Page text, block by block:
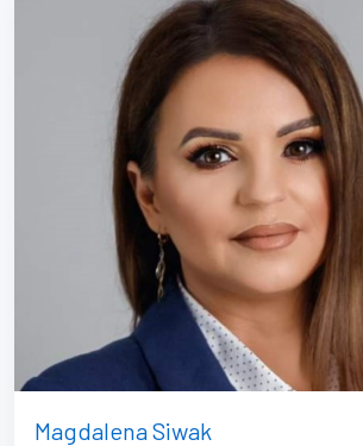
Magdalena Siwak